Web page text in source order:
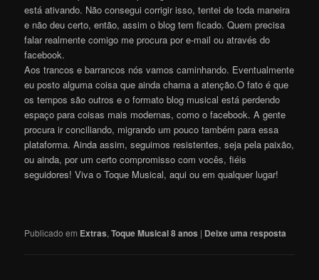
está ativando. Não consegui corrigir isso, tentei de toda maneira
e não deu certo, então, assim o blog tem ficado. Quem precisa
falar realmente comigo me procura por e-mail ou através do
facebook.
Aos trancos e barrancos nós vamos caminhando. Eventualmente
eu posto alguma coisa que ainda chama a atenção.O fato é que
os tempos são outros e o formato blog musical está perdendo
espaço para coisas mais modernas, como o facebook. A gente
procura ir conciliando, migrando um pouco também para essa
plataforma. Ainda assim, seguimos resistentes, seja pela paixão,
ou ainda, por um certo compromisso com vocês, fiéis
seguidores! Viva o Toque Musical, aqui ou em qualquer lugar!
Publicado em Extras,Toque Musical 8 anos | Deixe uma resposta